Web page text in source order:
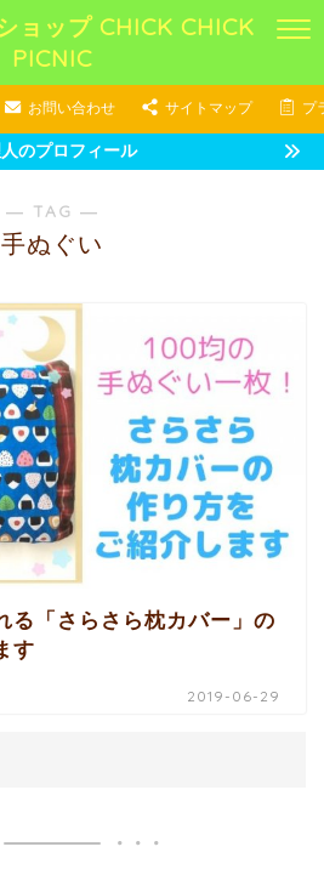
ョップ CHICK CHICK
PICNIC
お問い合わせ サイトマップ プ
のプロフィール
― TAG ―
手ぬぐい
る「さらさら枕カバー」の
す
2019-06-29